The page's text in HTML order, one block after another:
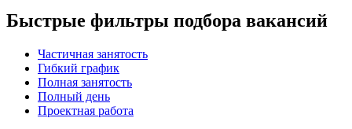
Быстрые фильтры подбора вакансий
Частичная занятость
Гибкий график
Полная занятость
Полный день
Проектная работа